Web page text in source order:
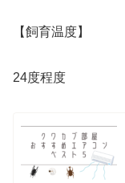
【飼育温度】
24度程度